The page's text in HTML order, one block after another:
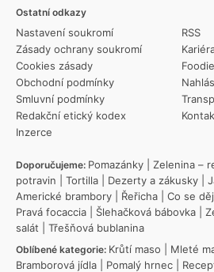
Ostatní odkazy
Nastavení soukromí
Zásady ochrany soukromí
Cookies zásady
Obchodní podmínky
Smluvní podmínky
Redakční etický kodex
Inzerce
RSS
Foodie
Doporučujeme: Pomazánky Zelenina –
potravin
Tortilla Dezerty a zákusky
Americké brambory
Řeřicha Co se
Pravá focaccia
Šlehačková bábovka
salát
Třešňová bublanina
Oblíbené kategorie: Krůtí maso Mleté
Bramborová jídla
Pomalý hrnec